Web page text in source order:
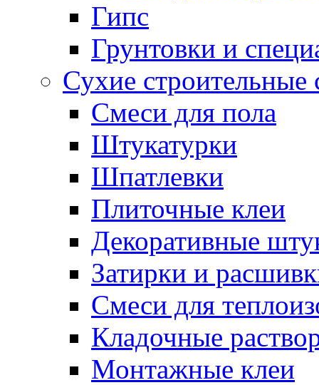
Гипс
Грунтовки и
Сухие
Смеси для пола
Штукатурки
Шпатлевки
Плиточные клеи
Декоративные
Затирки и
Смеси для
Кладочные
Монтажные клеи